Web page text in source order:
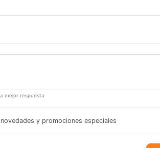
mejor respuesta
y promociones especiales